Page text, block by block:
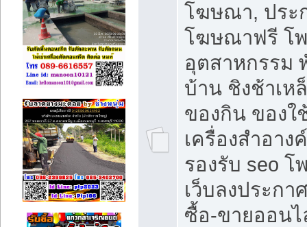
โฆษณา, ประ
โฆษณาฟรี โ
อุตสาหกรรม
บ้าน ชิงช้าเห
ของกิน ของใ
เครื่องสำอา
รองรับ seo โ
เว็บลงประก
ซื้อ-ขายออน